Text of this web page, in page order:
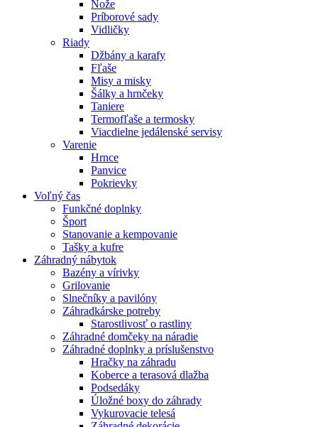
Nože
Príborové sady
Vidličky
Riady
Džbány a karafy
Fľaše
Misy a misky
Šálky a hrnčeky
Taniere
Termofľaše a termosky
Viacdielne jedálenské servisy
Varenie
Hrnce
Panvice
Pokrievky
Voľný čas
Funkčné doplnky
Šport
Stanovanie a kempovanie
Tašky a kufre
Záhradný nábytok
Bazény a vírivky
Grilovanie
Slnečníky a pavilóny
Záhradkárske potreby
Starostlivosť o rastliny
Záhradné domčeky na náradie
Záhradné doplnky a príslušenstvo
Hračky na záhradu
Koberce a terasová dlažba
Podsedáky
Úložné boxy do záhrady
Vykurovacie telesá